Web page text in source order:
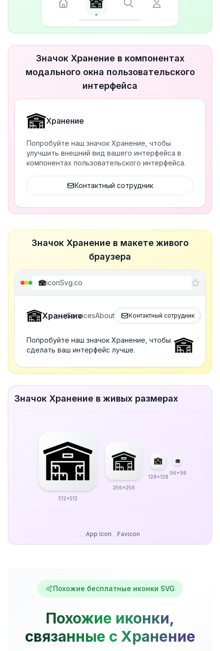
Значок Хранение в компонентах
модального окна пользовательского
интерфейса
Хранение
Попробуйте наш значок Хранение, чтобы
улучшить внешний вид вашего интерфейса в
компонентах пользовательского интерфейса.
Контактный сотрудник
Значок Хранение в макете живого
браузера
iconSvg.co
Хранение
ServicesAbout Контактный сотрудник
Попробуйте наш значок Хранение, чтобы
сделать ваш интерфейс лучше.
Значок Хранение в живых размерах
512x512
256x256
128x128
96x96
App Icon Favicon
Похожие бесплатные иконки SVG
Похожие иконки,
связанные с Хранение